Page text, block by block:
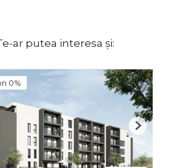
ar putea interesa și:
0%
Next